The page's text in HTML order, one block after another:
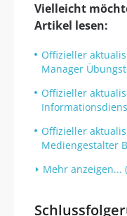
Vielleicht
Artikel lesen:
Offizieller
Manager
Offizieller
Offizieller
Mediengestalter
Mehr anzeigen...